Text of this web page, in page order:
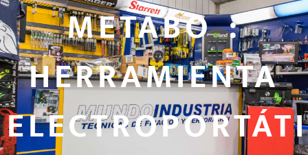
METABO :
HERRAMIENTA